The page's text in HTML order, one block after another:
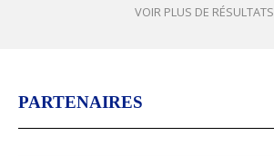
VOIR PLUS DE RÉSULTATS
PARTENAIRES